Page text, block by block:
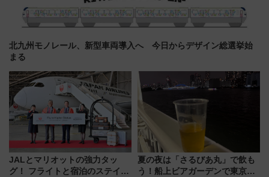
北九州モノレール、新型車両導入へ 今日からデザイン総選挙始
まる
JALとマリオットの強力タッ
グ！ フライトと宿泊のステイタ
夏の夜は「さるびあ丸」で飲も
う！船上ビアガーデンで東京湾